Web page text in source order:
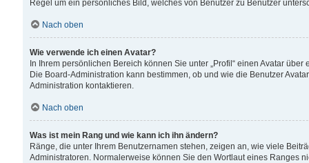
Regel um ein persönliches Bild, welches von Benutzer zu Benutzer
Nach oben
Wie verwende ich einen Avatar?
In Ihrem persönlichen Bereich können Sie unter „Profil“ einen Avatar
Die Board-Administration kann bestimmen, ob und wie die Benutzer
Administration kontaktieren.
Nach oben
Was ist mein Rang und wie kann ich ihn ändern?
Ränge, die unter Ihrem Benutzernamen stehen, zeigen an, wie viele
Administratoren. Normalerweise können Sie den Wortlaut eines Ranges